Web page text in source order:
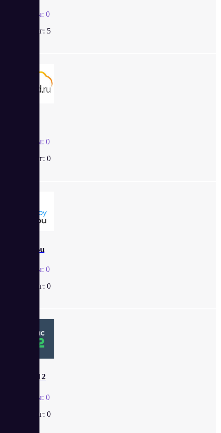
Отзывы: 0
Рейтинг: 5
Отзывы: 0
Рейтинг: 0
Saby Bu
Отзывы: 0
Рейтинг: 0
Polis812
Отзывы: 0
Рейтинг: 0